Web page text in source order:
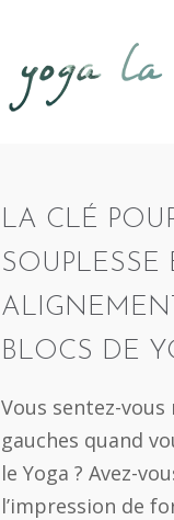
LA CLÉ
SOUPLESSE
BLOCS DE
Vous sentez-vous
gauches quand
le Yoga ? Avez-
l’impression de